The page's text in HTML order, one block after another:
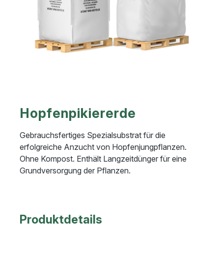
Hopfenpikiererde
Gebrauchsfertiges Spezialsubstrat für die
erfolgreiche Anzucht von Hopfenjungpflanzen.
Ohne Kompost. Enthält Langzeitdünger für eine
Grundversorgung der Pflanzen.
Produktdetails